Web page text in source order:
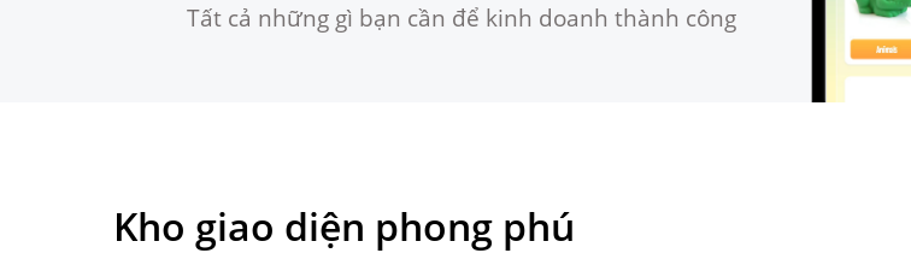
Tất cả những gì bạn cần để kinh doanh thành công
Kho giao diện phong phú